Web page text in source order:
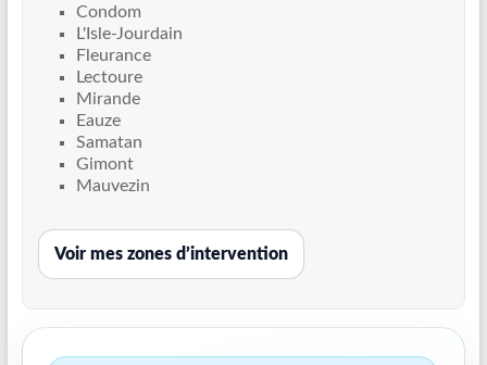
réparation
canalisations
Condom
L'Isle-Jourdain
Fleurance
Lectoure
Mirande
Eauze
Samatan
Gimont
Mauvezin
Voir mes zones d’intervention